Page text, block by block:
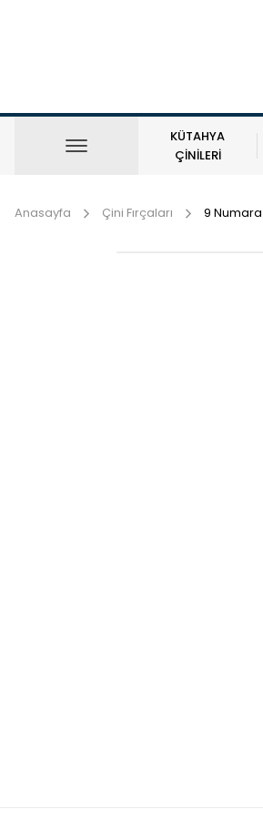
KÜTAHYA
ÇİNİLERİ
Anasayfa Çini Fırçaları 9 Numara